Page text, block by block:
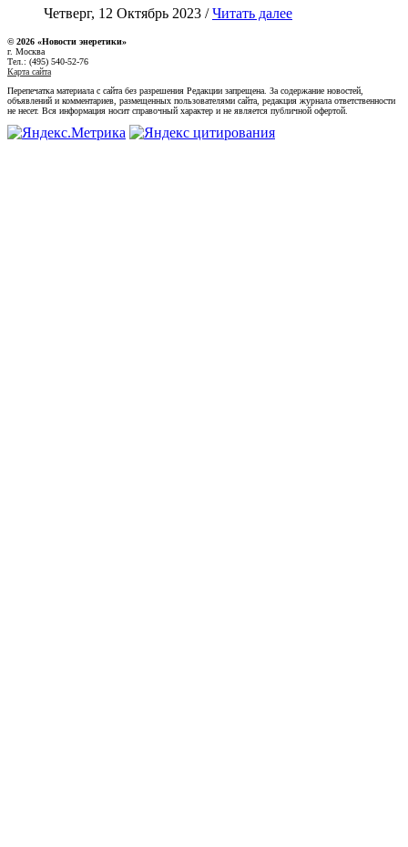
Четверг, 12 Октябрь 2023 /Читать далее
© 2026 «Новости энеретики»
г. Москва
Тел.: (495) 540-52-76
Карта сайта
Перепечатка материала с сайта без разрешения Редакции запрещена. За содержание новостей,
объявлений и комментариев, размещенных пользователями сайта, редакция журнала ответственности
не несет. Вся информация носит справочный характер и не является публичной офертой.